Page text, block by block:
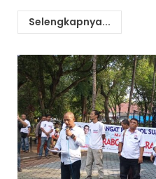
Selengkapnya...